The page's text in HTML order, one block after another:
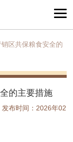
区共保粮食安全的
的主要措施
布时间：2026年02